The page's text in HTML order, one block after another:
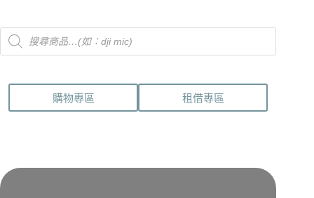
Products
search
購物專區 租借專區